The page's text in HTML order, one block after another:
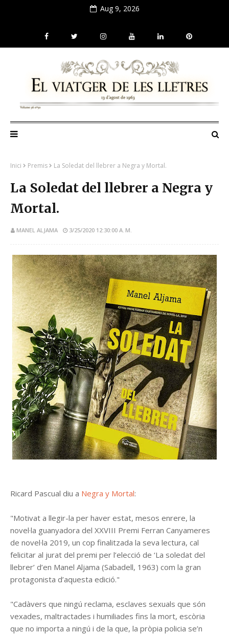
Aug 9, 2026
Inici Premis La Soledat del llebrer a Negra y Mortal.
La Soledat del llebrer a Negra y
Mortal.
MANEL ALJAMA 3/25/2020 12:30:00 A. M.
Ricard Pascual diu a Negra y Mortal:
"Motivat a llegir-la per haver estat, mesos enrere, la
novel·la guanyadora del XXVIII Premi Ferran Canyameres
de novel·la 2019, un cop finalitzada la seva lectura, cal
felicitar al jurat del premi per l’elecció de ‘La soledat del
llebrer’ d’en Manel Aljama (Sabadell, 1963) com la gran
protagonista d’aquesta edició."
"Cadàvers que ningú reclama, esclaves sexuals que són
vexades, maltractades i humiliades fins la mort, escòria
que no importa a ningú i de la que, la pròpia policia se’n